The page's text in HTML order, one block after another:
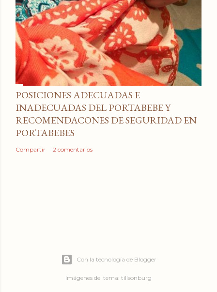
POSICIONES ADECUADAS E
INADECUADAS DEL PORTABEBE Y
RECOMENDACONES DE SEGURIDAD EN
PORTABEBES
Compartir 2 comentarios
Con la tecnología de Blogger
Imágenes del tema: tillsonburg